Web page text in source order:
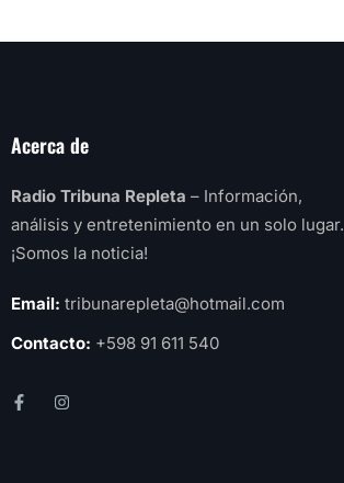
Acerca de
Radio Tribuna Repleta – Información,
análisis y entretenimiento en un solo lugar.
¡Somos la noticia!
Email: tribunarepleta@hotmail.com
Contacto: +598 91 611 540